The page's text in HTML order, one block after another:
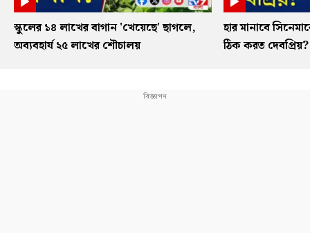
স্কুলের ১৪ লাখের বাগান 'খেয়েছে' ছাগলে,
অব্যবহার্য ২৫ লাখের শৌচালয়
হার মানাবে
ঠিক করত দেবপ্রিয়?